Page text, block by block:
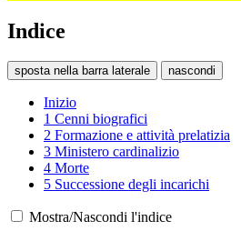
Indice
sposta nella barra laterale nascondi
Inizio
1 Cenni biografici
2 Formazione e attività prelatizia
3 Ministero cardinalizio
4 Morte
5 Successione degli incarichi
Mostra/Nascondi l'indice